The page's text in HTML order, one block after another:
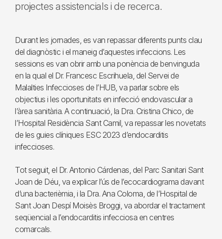
projectes assistencials i de recerca.
Durant les jornades, es van repassar diferents punts clau
del diagnòstic i el maneig d’aquestes infeccions. Les
sessions es van obrir amb una ponència de benvinguda
en la qual el Dr. Francesc Escrihuela, del Servei de
Malalties Infeccioses de l’HUB, va parlar sobre els
objectius i les oportunitats en infecció endovascular a
l’àrea sanitària. A continuació, la Dra. Cristina Chico, de
l’Hospital Residència Sant Camil, va repassar les novetats
de les guies clíniques ESC 2023 d’endocarditis
infeccioses.
Tot seguit, el Dr. Antonio Cárdenas, del Parc Sanitari Sant
Joan de Déu, va explicar l’ús de l’ecocardiograma davant
d’una bacterièmia, i la Dra. Ana Coloma, de l’Hospital de
Sant Joan Despí Moisès Broggi, va abordar el tractament
seqüencial a l’endocarditis infecciosa en centres
comarcals.